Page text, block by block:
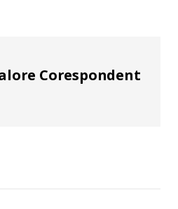
Corespondent